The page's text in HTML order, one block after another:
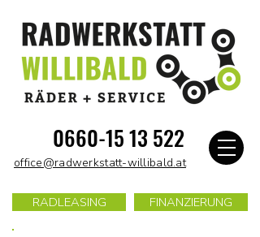
0660-15 13 522
FINANZIERUNG
RADLEASING
office@radwerkstatt-willibald.at